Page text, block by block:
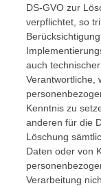
DS-GVO zur
verpflichtet, so
auch
Verantwortliche,
Kenntnis zu
anderen für die
Löschung
Daten oder von
Verarbeitung